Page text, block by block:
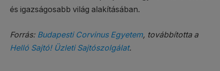
és igazságosabb világ alakításában.
Forrás: Budapesti Corvinus Egyetem, továbbította a
Helló Sajtó! Üzleti Sajtószolgálat.